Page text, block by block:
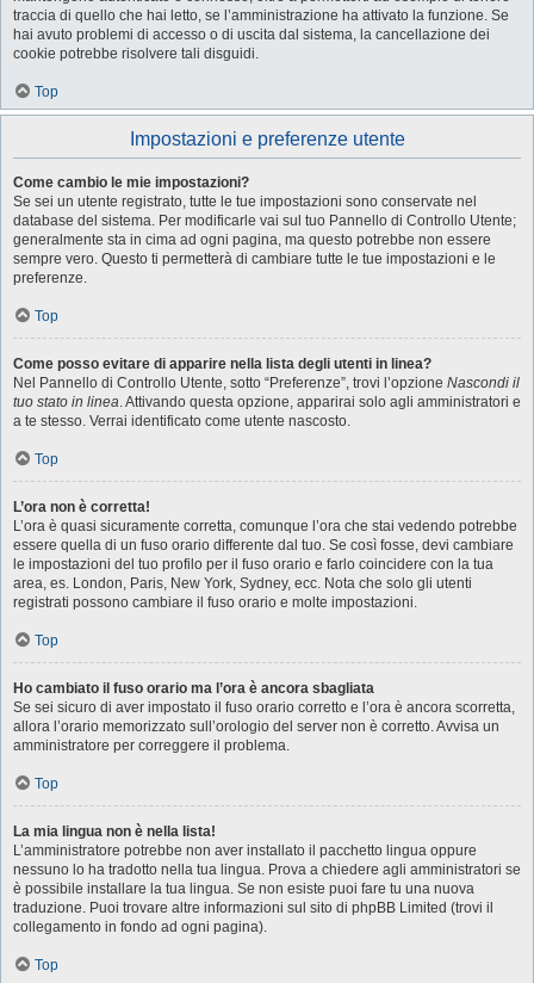
traccia di quello che hai letto, se l’amministrazione ha attivato la funzione. Se
hai avuto problemi di accesso o di uscita dal sistema, la cancellazione dei
cookie potrebbe risolvere tali disguidi.
Top
Impostazioni e preferenze utente
Come cambio le mie impostazioni?
Se sei un utente registrato, tutte le tue impostazioni sono conservate nel
database del sistema. Per modificarle vai sul tuo Pannello di Controllo Utente;
generalmente sta in cima ad ogni pagina, ma questo potrebbe non essere
sempre vero. Questo ti permetterà di cambiare tutte le tue impostazioni e le
preferenze.
Top
Come posso evitare di apparire nella lista degli utenti in linea?
Nel Pannello di Controllo Utente, sotto “Preferenze”, trovi l’opzione Nascondi il
tuo stato in linea. Attivando questa opzione, apparirai solo agli amministratori e
a te stesso. Verrai identificato come utente nascosto.
Top
L’ora non è corretta!
L’ora è quasi sicuramente corretta, comunque l’ora che stai vedendo potrebbe
essere quella di un fuso orario differente dal tuo. Se così fosse, devi cambiare
le impostazioni del tuo profilo per il fuso orario e farlo coincidere con la tua
area, es. London, Paris, New York, Sydney, ecc. Nota che solo gli utenti
registrati possono cambiare il fuso orario e molte impostazioni.
Top
Ho cambiato il fuso orario ma l’ora è ancora sbagliata
Se sei sicuro di aver impostato il fuso orario corretto e l’ora è ancora scorretta,
allora l’orario memorizzato sull’orologio del server non è corretto. Avvisa un
amministratore per correggere il problema.
Top
La mia lingua non è nella lista!
L’amministratore potrebbe non aver installato il pacchetto lingua oppure
nessuno lo ha tradotto nella tua lingua. Prova a chiedere agli amministratori se
è possibile installare la tua lingua. Se non esiste puoi fare tu una nuova
traduzione. Puoi trovare altre informazioni sul sito di phpBB Limited (trovi il
collegamento in fondo ad ogni pagina).
Top